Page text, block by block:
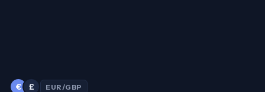
€ £ EUR/GBP